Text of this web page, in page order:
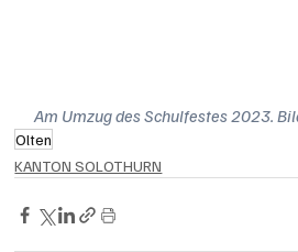
Am Umzug des Schulfestes 2023.
Olten
KANTON SOLOTHURN